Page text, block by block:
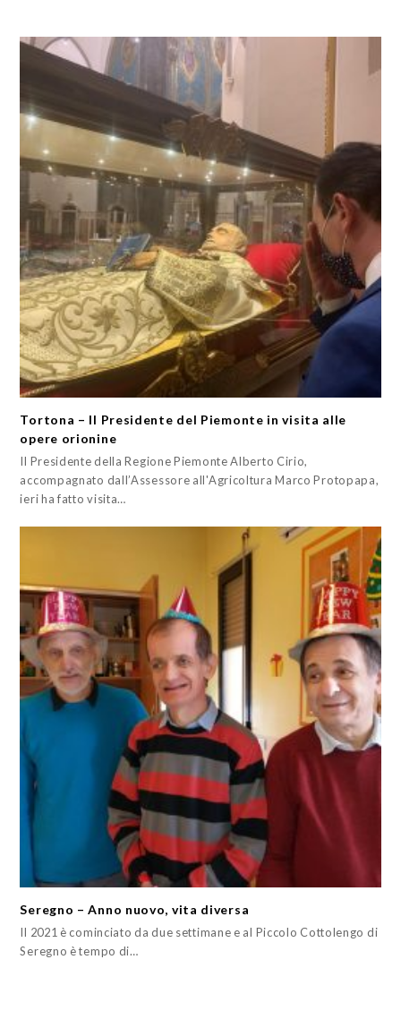
Tortona – Il Presidente del Piemonte in visita alle
opere orionine
Il Presidente della Regione Piemonte Alberto Cirio,
accompagnato dall’Assessore all'Agricoltura Marco Protopapa,
ieri ha fatto visita…
Seregno – Anno nuovo, vita diversa
Il 2021 è cominciato da due settimane e al Piccolo Cottolengo di
Seregno è tempo di…